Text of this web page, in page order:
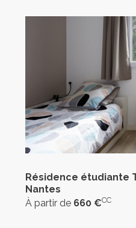
Résidence étudiante
Nantes
À partir de 660 €CC